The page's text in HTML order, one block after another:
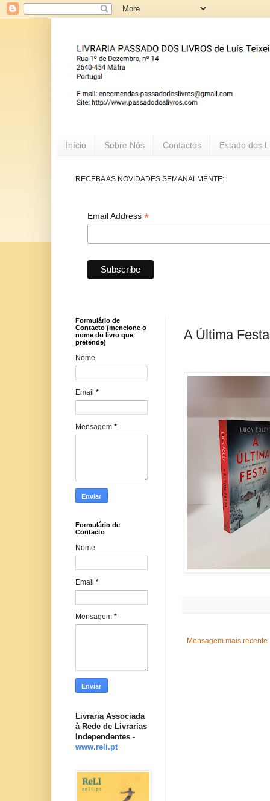
Início Sobre Nós Contactos Estado dos
RECEBA AS NOVIDADES SEMANALMENTE:
Email Address *
A Última
Mensagem mais recente
Formulário de
Contacto (mencione o
nome do livro que
pretende)
Nome
Email *
Mensagem *
Formulário de
Contacto
Nome
Email *
Mensagem *
Livraria Associada
à Rede de Livrarias
Independentes -
www.reli.pt